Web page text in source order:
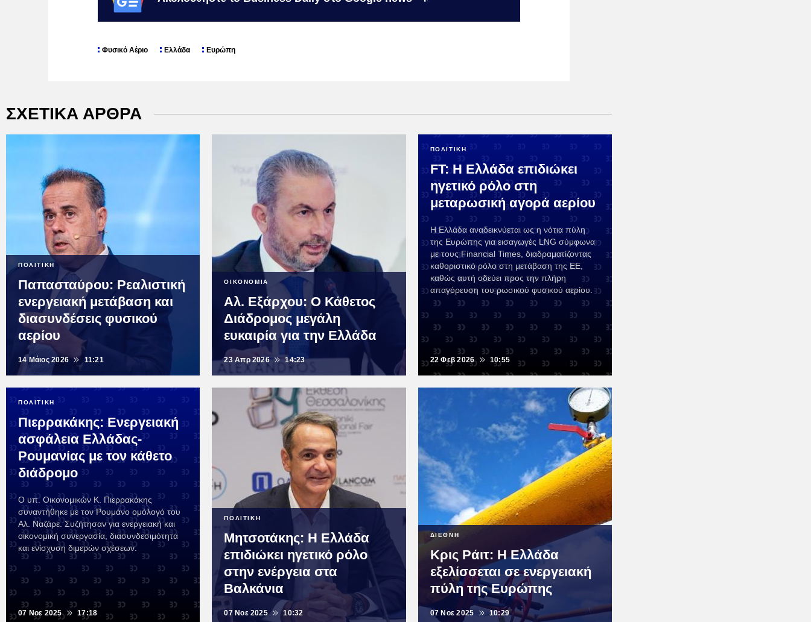
Φυσικό Αέριο Ελλάδα Ευρώπη
ΣΧΕΤΙΚΑ ΑΡΘΡΑ
ΠΟΛΙΤΙΚΗ
Παπασταύρου: Ρεαλιστική
ενεργειακή μετάβαση και
διασυνδέσεις φυσικού
αερίου
14 Μάιος 2026 11:21
ΟΙΚΟΝΟΜΙΑ
Αλ. Εξάρχου: Ο Κάθετος
Διάδρομος μεγάλη
ευκαιρία για την Ελλάδα
23 Απρ 2026 14:23
ΠΟΛΙΤΙΚΗ
FT: Η Ελλάδα επιδιώκει
ηγετικό ρόλο στη
μεταρωσική αγορά αερίου
Η Ελλάδα αναδεικνύεται ως η νότια πύλη
της Ευρώπης για εισαγωγές LNG σύμφωνα
με τους Financial Times, διαδραματίζοντας
καθοριστικό ρόλο στη μετάβαση της ΕΕ,
καθώς αυτή οδεύει προς την πλήρη
απαγόρευση του ρωσικού φυσικού αερίου.
22 Φεβ 2026 10:55
ΠΟΛΙΤΙΚΗ
Πιερρακάκης: Ενεργειακή
ασφάλεια Ελλάδας-
Ρουμανίας με τον κάθετο
διάδρομο
Ο υπ. Οικονομικών Κ. Πιερρακάκης
συναντήθηκε με τον Ρουμάνο ομόλογό του
Αλ. Ναζάρε. Συζήτησαν για ενεργειακή και
οικονομική συνεργασία, διασυνδεσιμότητα
και ενίσχυση διμερών σχέσεων.
07 Νοε 2025 17:18
ΠΟΛΙΤΙΚΗ
Μητσοτάκης: Η Ελλάδα
επιδιώκει ηγετικό ρόλο
στην ενέργεια στα
Βαλκάνια
07 Νοε 2025 10:32
ΔΙΕΘΝΗ
Κρις Ράιτ: Η Ελλάδα
εξελίσσεται σε ενεργειακή
πύλη της Ευρώπης
07 Νοε 2025 10:29